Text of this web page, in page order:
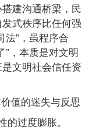
建沟通桥梁，民
式秩序比任何强
法”，虽程序合
”，本质是对文明
文明社会信任资
值的迷失与反思
的过度膨胀。